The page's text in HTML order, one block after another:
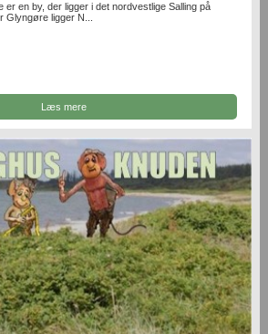
en by, der ligger i det nordvestlige Salling på
Glyngøre ligger N...
Læs mere